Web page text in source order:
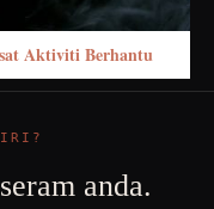
Aktiviti Berhantu
anda.